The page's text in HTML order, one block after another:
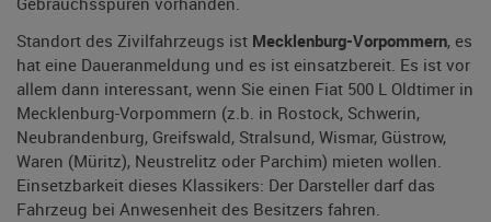
Standort des Zivilfahrzeugs ist Mecklenburg-Vorpommern, es
hat eine Daueranmeldung und es ist einsatzbereit. Es ist vor
allem dann interessant, wenn Sie einen Fiat 500 L Oldtimer in
Mecklenburg-Vorpommern (z.b. in Rostock, Schwerin,
Neubrandenburg, Greifswald, Stralsund, Wismar, Güstrow,
Waren (Müritz), Neustrelitz oder Parchim) mieten wollen.
Einsetzbarkeit dieses Klassikers: Der Darsteller darf das
Fahrzeug bei Anwesenheit des Besitzers fahren.